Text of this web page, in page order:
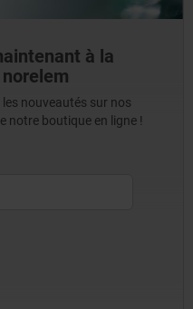
à la
nouveautés sur nos
notre boutique en ligne !